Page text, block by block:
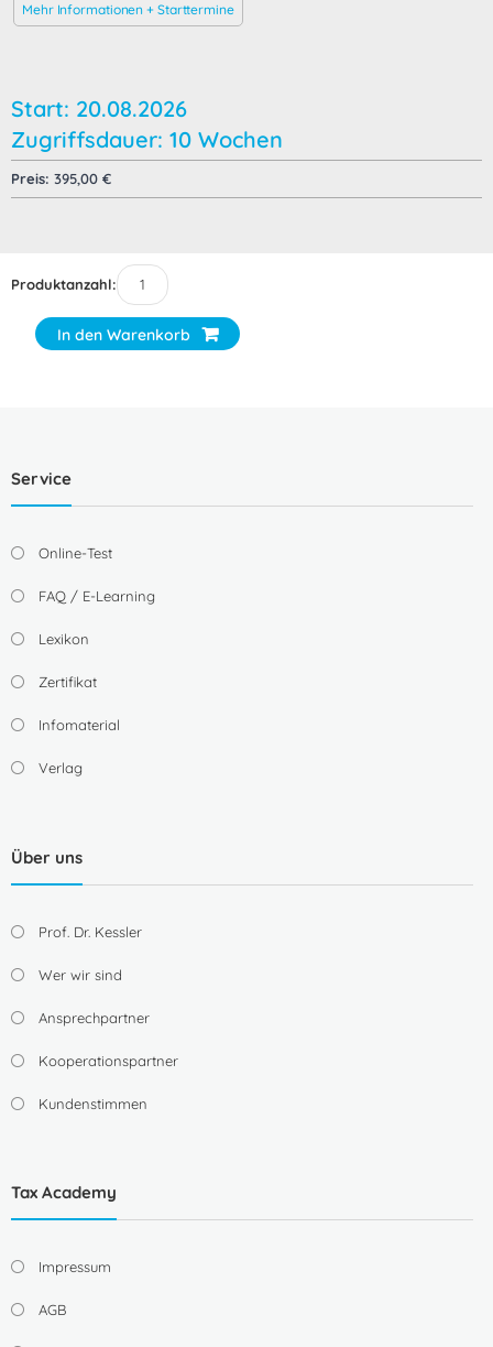
Mehr Informationen + Starttermine
Start: 20.08.2026
Zugriffsdauer: 10 Wochen
Preis: 395,00 €
Produktanzahl:
In den Warenkorb
Service
Online-Test
FAQ / E-Learning
Lexikon
Zertifikat
Infomaterial
Verlag
Über uns
Prof. Dr. Kessler
Wer wir sind
Ansprechpartner
Kooperationspartner
Kundenstimmen
Tax Academy
Impressum
AGB